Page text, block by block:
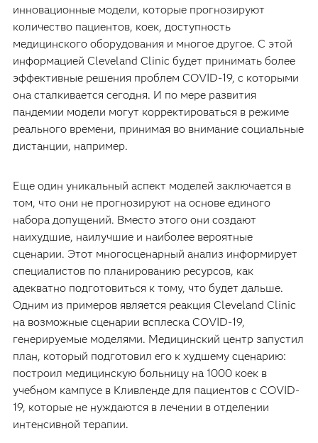
инновационные модели, которые прогнозируют
количество пациентов, коек, доступность
медицинского оборудования и многое другое. С этой
информацией Cleveland Clinic будет принимать более
эффективные решения проблем COVID-19, с которыми
она сталкивается сегодня. И по мере развития
пандемии модели могут корректироваться в режиме
реального времени, принимая во внимание социальные
дистанции, например.
Еще один уникальный аспект моделей заключается в
том, что они не прогнозируют на основе единого
набора допущений. Вместо этого они создают
наихудшие, наилучшие и наиболее вероятные
сценарии. Этот многосценарный анализ информирует
специалистов по планированию ресурсов, как
адекватно подготовиться к тому, что будет дальше.
Одним из примеров является реакция Cleveland Clinic
на возможные сценарии всплеска COVID-19,
генерируемые моделями. Медицинский центр запустил
план, который подготовил его к худшему сценарию:
построил медицинскую больницу на 1000 коек в
учебном кампусе в Кливленде для пациентов с COVID-
19, которые не нуждаются в лечении в отделении
интенсивной терапии.